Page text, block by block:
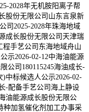
2028年无机胺阳离子帮
股份无限公司山东言泉新
司2025-2028年珠海地域
成长股份无限公司天津瑞
程手艺公司东海地域舟山
示2026-02-12中海油能源
公司180115245海油成长-
中标候选人公示2026-02-
-配备手艺公司海上静设
油能源成长股份无限公
种加氢催化剂加工办事采